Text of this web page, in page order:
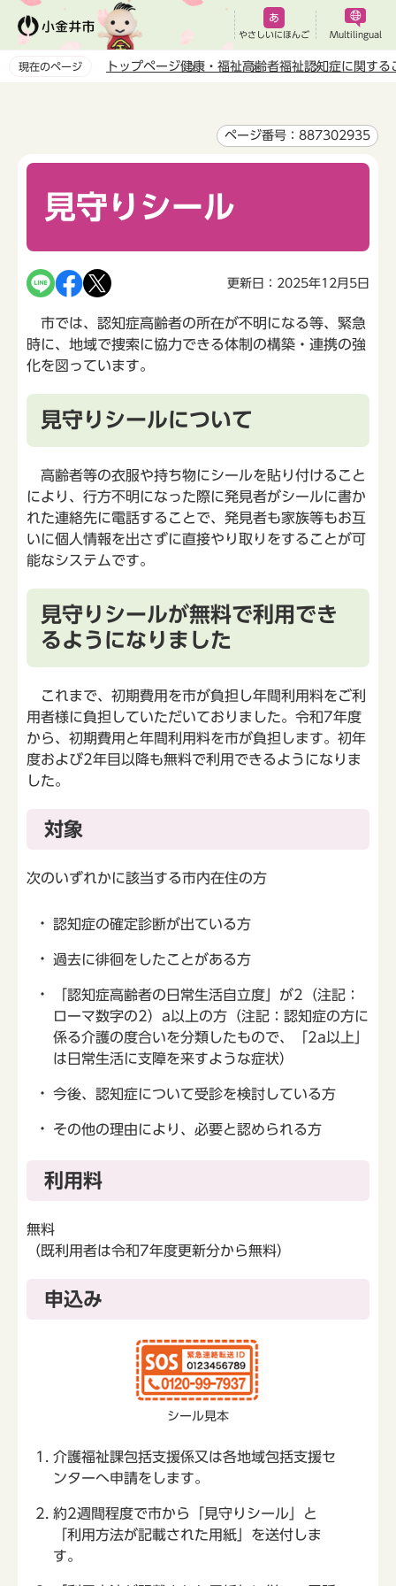
ペ
やさしいにほんご Multilingual
現在のページ トップページ健康・福祉高齢者福祉認知症に関する
ページ番号：887302935
見守りシール
更新日：2025年12月5日
市では、認知症高齢者の所在が不明になる等、緊急
時に、地域で捜索に協力できる体制の構築・連携の強
化を図っています。
見守りシールについて
高齢者等の衣服や持ち物にシールを貼り付けること
により、行方不明になった際に発見者がシールに書か
れた連絡先に電話することで、発見者も家族等もお互
いに個人情報を出さずに直接やり取りをすることが可
能なシステムです。
見守りシールが無料で利用でき
るようになりました
これまで、初期費用を市が負担し年間利用料をご利
用者様に負担していただいておりました。令和7年度
から、初期費用と年間利用料を市が負担します。初年
度および2年目以降も無料で利用できるようになりま
した。
対象
次のいずれかに該当する市内在住の方
認知症の確定診断が出ている方
過去に徘徊をしたことがある方
「認知症高齢者の日常生活自立度」が2（注記：
ローマ数字の2）a以上の方（注記：認知症の方に
係る介護の度合いを分類したもので、「2a以上」
は日常生活に支障を来すような症状）
今後、認知症について受診を検討している方
その他の理由により、必要と認められる方
利用料
無料
（既利用者は令和7年度更新分から無料）
申込み
シール見本
介護福祉課包括支援係又は各地域包括支援セ
ンターへ申請をします。
約2週間程度で市から「見守りシール」と
「利用方法が記載された用紙」を送付しま
す。